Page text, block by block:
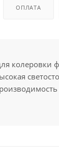
ОПЛАТА